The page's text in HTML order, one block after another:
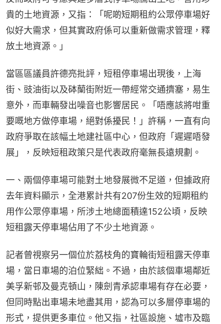
貴的土地資源，又指：「呢啲短期租約公眾停車場好
似好大需求，但其實政府係可以重新做需求管理，釋
放土地資源。」
當區區議員許德亮批評，短租停車場出現後，上海
街、豉油街以及砵蘭街附近一帶經常交通擠塞，易生
意外，而車輛發出噪音也影響居民。「唔應該將咁重
要嘅地方做停車場，絕對係擾民！」許稱，一直有向
政府爭取在該幅土地建社區中心，但政府「遲遲唔發
展」，反映短租政策只是代表政府毫無長遠規劃。
一、兩個停車場可能對土地發展微不足道，但據政府
去年資料顯示，全港累計共有207份生效的短期租約
用作公眾停車場，所涉土地總面積達152公頃，反映
短租露天停車場佔用了不少土地資源。
記者曾視察另一個位於荔枝角的寶輪街短租露天停車
場，當日車場的泊位緊絀。不過，由於該個車場鄰近
美孚新邨及曼克頓山，陳劍青承認車場有存在必要，
但同時點出車場未地盡其用，認為可以多層停車場的
形式，提供更多車位。他又指，社區設施、墟市及臨